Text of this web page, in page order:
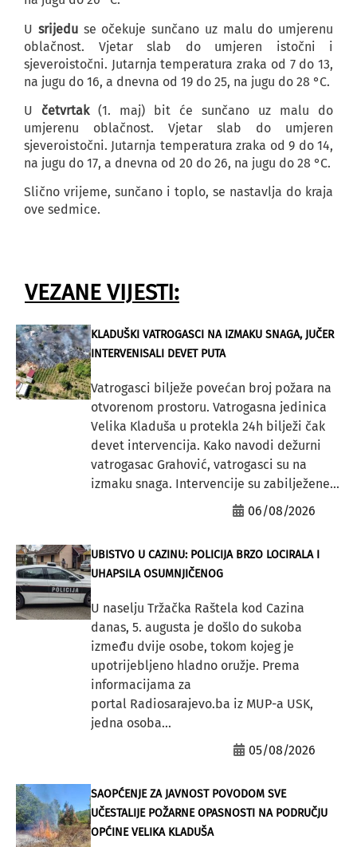
U srijeduse očekuje sunčano uz malu do umjerenu
oblačnost. Vjetar slab do umjeren istočni i
sjeveroistočni. Jutarnja temperatura zraka od 7 do 13,
na jugu do 16, a dnevna od 19 do 25, na jugu do 28 °C.
U četvrtak (1. maj) bit će sunčano uz malu do
umjerenu oblačnost. Vjetar slab do umjeren
sjeveroistočni. Jutarnja temperatura zraka od 9 do 14,
na jugu do 17, a dnevna od 20 do 26, na jugu do 28 °C.
Slično vrijeme, sunčano i toplo, se nastavlja do kraja
ove sedmice.
VEZANE VIJESTI:
KLADUŠKI VATROGASCI NA IZMAKU SNAGA, JUČER
INTERVENISALI DEVET PUTA
Vatrogasci bilježe povećan broj požara na
otvorenom prostoru. Vatrogasna jedinica
Velika Kladuša u protekla 24h bilježi čak
devet intervencija. Kako navodi dežurni
vatrogasac Grahović, vatrogasci su na
izmaku snaga. Intervencije su zabilježene...
06/08/2026
UBISTVO U CAZINU: POLICIJA BRZO LOCIRALA I
UHAPSILA OSUMNJIČENOG
U naselju Tržačka Raštela kod Cazina
danas, 5. augusta je došlo do sukoba
između dvije osobe, tokom kojeg je
upotrijebljeno hladno oružje. Prema
informacijama za
portal Radiosarajevo.ba iz MUP-a USK,
jedna osoba...
05/08/2026
SAOPĆENJE ZA JAVNOST POVODOM SVE
UČESTALIJE POŽARNE OPASNOSTI NA PODRUČJU
OPĆINE VELIKA KLADUŠA